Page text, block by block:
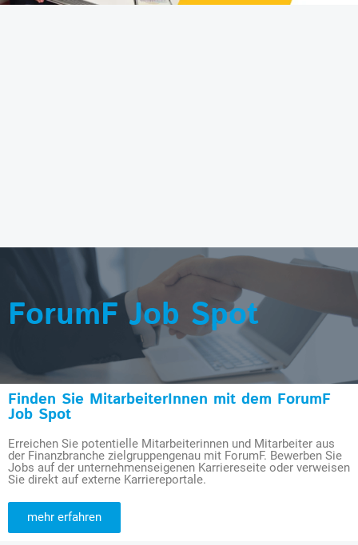
ForumF Job Spot
Finden Sie MitarbeiterInnen mit dem ForumF
Job Spot
Erreichen Sie potentielle Mitarbeiterinnen und Mitarbeiter aus
der Finanzbranche zielgruppengenau mit ForumF. Bewerben Sie
Jobs auf der unternehmenseigenen Karriereseite oder verweisen
Sie direkt auf externe Karriereportale.
mehr erfahren